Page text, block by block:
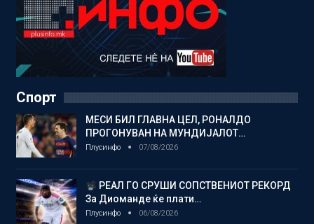
Спорт
МЕСИ БИЛ ГЛАВНА ЦЕЛ, РОНАЛДО
ПРОГОНУВАН НА МУНДИЈАЛОТ…
Плусинфо 07/08/2026
РЕАЛ ГО СРУШИ СОПСТВЕНИОТ РЕКОРД
За Диоманде ќе плати…
Плусинфо 06/08/2026